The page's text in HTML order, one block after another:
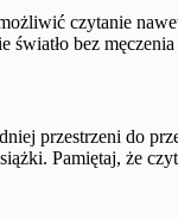
czytanie
bez
przestrzeni do
Pamiętaj, że